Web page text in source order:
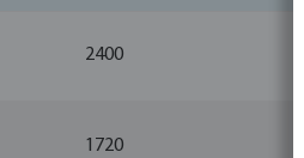
2400
1720